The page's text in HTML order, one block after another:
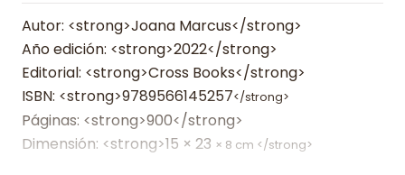
Autor: <strong>Joana Marcus</strong>
Año edición: <strong>2022</strong>
Editorial: <strong>Cross Books</strong>
ISBN: <strong>9789566145257</strong>
Páginas: <strong>900</strong>
Dimensión: <strong>15 × 23 × 8 cm </strong>